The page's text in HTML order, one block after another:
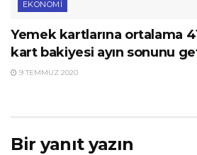
EKONOMI
Yemek kartlarına ortalama
kart bakiyesi ayın sonunu
9 TEMMUZ 2020
Bir yanıt yazın